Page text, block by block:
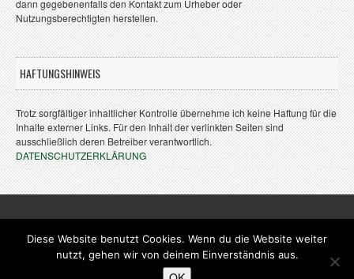
dann gegebenenfalls den Kontakt zum Urheber oder
Nutzungsberechtigten herstellen.
HAFTUNGSHINWEIS
Trotz sorgfältiger inhaltlicher Kontrolle übernehme ich keine Haftung für die
Inhalte externer Links. Für den Inhalt der verlinkten Seiten sind
ausschließlich deren Betreiber verantwortlich.
DATENSCHUTZERKLÄRUNG
Copyright © 2010 Sebastian Coenen. All Rights Reserved.
Diese Website benutzt Cookies. Wenn du die Website weiter
nutzt, gehen wir von deinem Einverständnis aus.